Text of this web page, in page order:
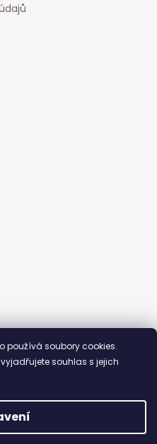
používá soubory cookies.
souhlas s jejich
Instagramu